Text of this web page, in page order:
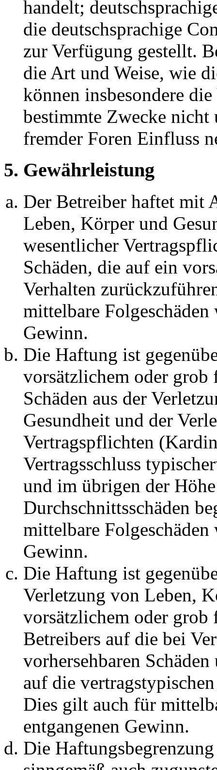
handelt;
die deutschsprachige
zur Verfügung gestellt.
die Art und Weise, wie
können insbesondere
bestimmte Zwecke nicht
fremder Foren Einfluss
5. Gewährleistung
Der Betreiber haftet mit
Leben, Körper und
wesentlicher
Schäden, die auf ein
Verhalten
mittelbare Folgeschäden
Gewinn.
Die Haftung ist
vorsätzlichem oder grob
Schäden aus der
Gesundheit und der
Vertragspflichten
Vertragsschluss
und im übrigen der
Durchschnittsschäden
mittelbare Folgeschäden
Gewinn.
Die Haftung ist
Verletzung von Leben,
vorsätzlichem oder grob
Betreibers auf die bei
vorhersehbaren
auf die
Dies gilt auch für
entgangenen Gewinn.
Die